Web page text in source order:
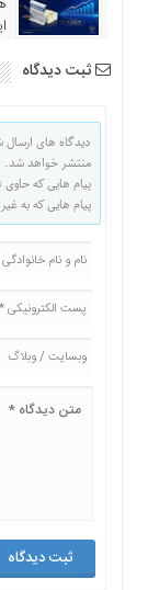
ثبت دیدگاه
دیدگاه های
منتشر خواهد شد.
پیام هایی که
پیام هایی که به